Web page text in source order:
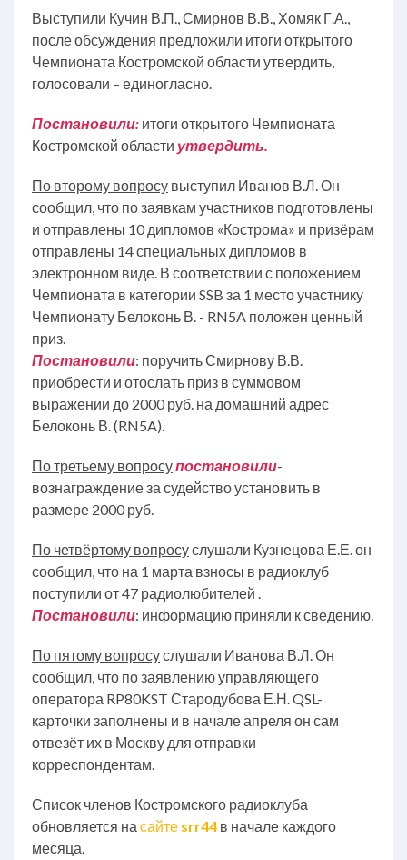
Выступили Кучин В.П., Смирнов В.В., Хомяк Г.А.,
после обсуждения предложили итоги открытого
Чемпионата Костромской области утвердить,
голосовали – единогласно.
Постановили: итоги открытого Чемпионата
Костромской области утвердить.
По второму вопросу выступил Иванов В.Л. Он
сообщил, что по заявкам участников подготовлены
и отправлены 10 дипломов «Кострома» и призёрам
отправлены 14 специальных дипломов в
электронном виде. В соответствии с положением
Чемпионата в категории SSB за 1 место участнику
Чемпионату Белоконь В. - RN5A положен ценный
приз.
Постановили: поручить Смирнову В.В.
приобрести и отослать приз в суммовом
выражении до 2000 руб. на домашний адрес
Белоконь В. (RN5A).
По третьему вопросупостановили-
вознаграждение за судейство установить в
размере 2000 руб.
По четвёртому вопросуслушали Кузнецова Е.Е. он
сообщил, что на 1 марта взносы в радиоклуб
поступили от 47 радиолюбителей .
Постановили: информацию приняли к сведению.
По пятому вопросуслушали Иванова В.Л. Он
сообщил, что по заявлению управляющего
оператора RP80KST Стародубова Е.Н. QSL-
карточки заполнены и в начале апреля он сам
отвезёт их в Москву для отправки
корреспондентам.
Список членов Костромского радиоклуба
обновляется на сайте srr44 в начале каждого
месяца.